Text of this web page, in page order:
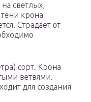
светлых,
крона
Страдает от
сорт. Крона
ветвями.
для создания